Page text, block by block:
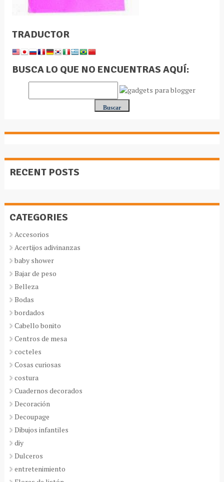
TRADUCTOR
BUSCA LO QUE NO ENCUENTRAS AQUÍ:
RECENT POSTS
CATEGORIES
Accesorios
Acertijos adivinanzas
baby shower
Bajar de peso
Belleza
Bodas
bordados
Cabello bonito
Centros de mesa
cocteles
Cosas curiosas
costura
Cuadernos decorados
Decoración
Decoupage
Dibujos infantiles
diy
Dulceros
entretenimiento